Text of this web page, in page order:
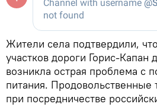
Жители села подтвердили,
участков дороги Горис-Капан
возникла острая проблема с
питания. Продовольственные
при посредничестве